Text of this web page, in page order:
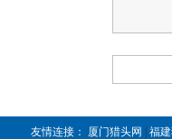
友情连接： 厦门猎头网 福